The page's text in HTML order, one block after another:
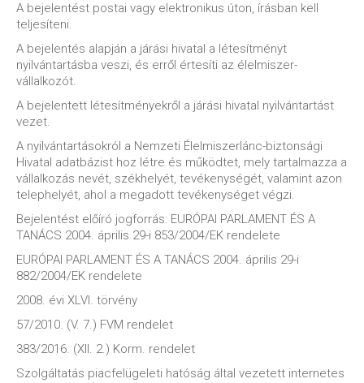
A bejelentést postai vagy elektronikus úton, írásban kell
teljesíteni.
A bejelentés alapján a járási hivatal a létesítményt
nyilvántartásba veszi, és erről értesíti az élelmiszer-
vállalkozót.
A bejelentett létesítményekről a járási hivatal nyilvántartást
vezet.
A nyilvántartásokról a Nemzeti Élelmiszerlánc-biztonsági
Hivatal adatbázist hoz létre és működtet, mely tartalmazza a
vállalkozás nevét, székhelyét, tevékenységét, valamint azon
telephelyét, ahol a megadott tevékenységet végzi.
Bejelentést előíró jogforrás: EURÓPAI PARLAMENT ÉS A
TANÁCS 2004. április 29-i 853/2004/EK rendelete
EURÓPAI PARLAMENT ÉS A TANÁCS 2004. április 29-i
882/2004/EK rendelete
2008. évi XLVI. törvény
57/2010. (V. 7.) FVM rendelet
383/2016. (XII. 2.) Korm. rendelet
Szolgáltatás piacfelügeleti hatóság által vezetett internetes